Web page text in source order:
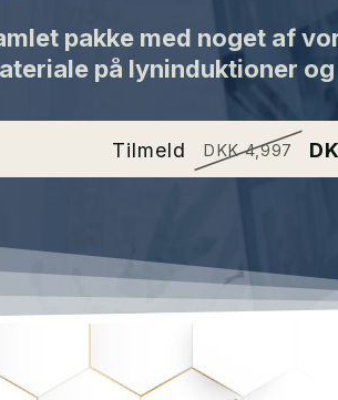
pakke med noget af
på lyninduktioner
Tilmeld DKK 4,997